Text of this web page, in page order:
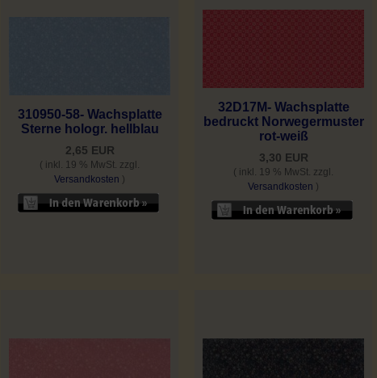
310950-58- Wachsplatte
Sterne hologr. hellblau
2,65 EUR
( inkl. 19 % MwSt. zzgl.
Versandkosten )
32D17M- Wachsplatte
bedruckt Norwegermuster
rot-weiß
3,30 EUR
( inkl. 19 % MwSt. zzgl.
Versandkosten )